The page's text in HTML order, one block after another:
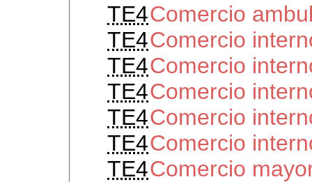
TE4Comercio
TE4Comercio
TE4Comercio
TE4Comercio
TE4Comercio
TE4Comercio
TE4Comercio